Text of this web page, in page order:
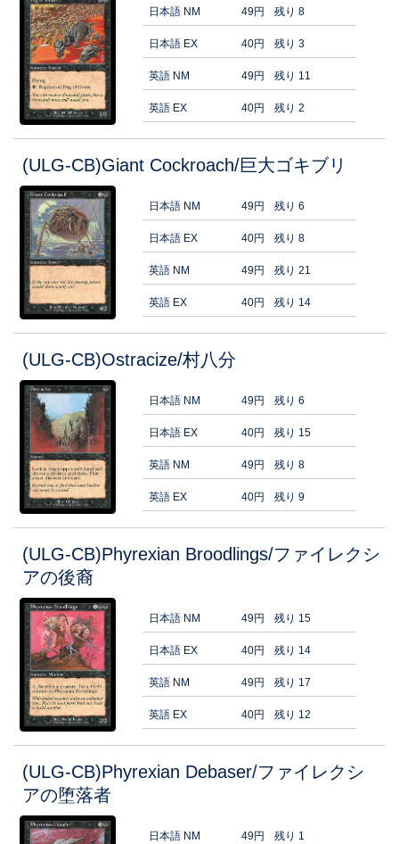
日本語 NM 49円 残り 8
日本語 EX 40円 残り 3
英語 NM 49円 残り 11
英語 EX 40円 残り 2
(ULG-CB)Giant Cockroach/巨大ゴキブリ
日本語 NM 49円 残り 6
日本語 EX 40円 残り 8
英語 NM 49円 残り 21
英語 EX 40円 残り 14
(ULG-CB)Ostracize/村八分
日本語 NM 49円 残り 6
日本語 EX 40円 残り 15
英語 NM 49円 残り 8
英語 EX 40円 残り 9
(ULG-CB)Phyrexian Broodlings/ファイレクシ
アの後裔
日本語 NM 49円 残り 15
日本語 EX 40円 残り 14
英語 NM 49円 残り 17
英語 EX 40円 残り 12
(ULG-CB)Phyrexian Debaser/ファイレクシ
アの堕落者
日本語 NM 49円 残り 1